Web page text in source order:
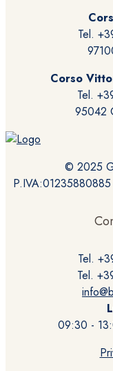
nella
del
Tel.
Corso
Tel.
95042
© 2025
Tel.
Tel.
09:30 -